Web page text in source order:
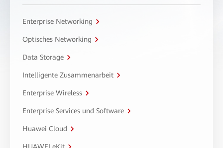
Enterprise Networking
Optisches Networking
Data Storage
Intelligente Zusammenarbeit
Enterprise Wireless
Enterprise Services und Software
Huawei Cloud